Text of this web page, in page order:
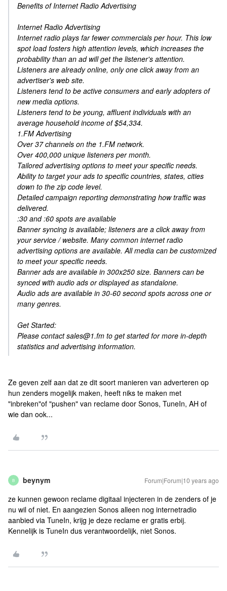
Benefits of Internet Radio Advertising
Internet Radio Advertising
Internet radio plays far fewer commercials per hour. This low
spot load fosters high attention levels, which increases the
probability than an ad will get the listener's attention.
Listeners are already online, only one click away from an
advertiser's web site.
Listeners tend to be active consumers and early adopters of
new media options.
Listeners tend to be young, affluent individuals with an
average household income of $54,334.
1.FM Advertising
Over 37 channels on the 1.FM network.
Over 400,000 unique listeners per month.
Tailored advertising options to meet your specific needs.
Ability to target your ads to specific countries, states, cities
down to the zip code level.
Detailed campaign reporting demonstrating how traffic was
delivered.
:30 and :60 spots are available
Banner syncing is available; listeners are a click away from
your service / website. Many common internet radio
advertising options are available. All media can be customized
to meet your specific needs.
Banner ads are available in 300x250 size. Banners can be
synced with audio ads or displayed as standalone.
Audio ads are available in 30-60 second spots across one or
many genres.
Get Started:
Please contact sales@1.fm to get started for more in-depth
statistics and advertising information.
Ze geven zelf aan dat ze dit soort manieren van adverteren op
hun zenders mogelijk maken, heeft niks te maken met
"inbreken"of "pushen" van reclame door Sonos, TuneIn, AH of
wie dan ook...
B beynym Forum|Forum|10 years ago
ze kunnen gewoon reclame digitaal injecteren in de zenders of je
nu wil of niet. En aangezien Sonos alleen nog internetradio
aanbied via TuneIn, krijg je deze reclame er gratis erbij.
Kennelijk is TuneIn dus verantwoordelijk, niet Sonos.